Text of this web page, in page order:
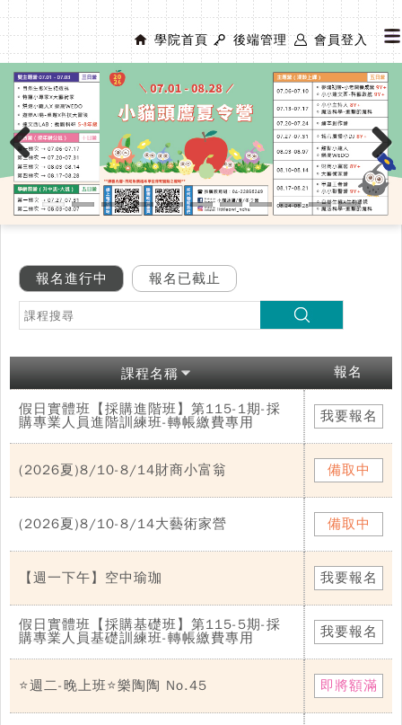
學院首頁 後端管理 會員登入
Previous Next
報名進行中 報名已截止
課程名稱 報名
假日實體班【採購進階班】第115-1期-採
購專業人員進階訓練班-轉帳繳費專用
我要報名
(2026夏)8/10-8/14財商小富翁 備取中
(2026夏)8/10-8/14大藝術家營 備取中
【週一下午】空中瑜珈 我要報名
假日實體班【採購基礎班】第115-5期-採
購專業人員基礎訓練班-轉帳繳費專用
我要報名
⭐週二-晚上班⭐樂陶陶 No.45 即將額滿